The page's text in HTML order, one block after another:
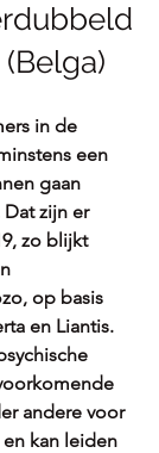
in de
een
gaan
Dat zijn er
zo blijkt
op basis
en Liantis.
andere voor
kan leiden